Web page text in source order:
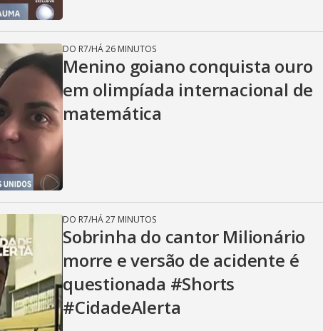
DO R7/HÁ 26 MINUTOS
Menino goiano conquista ouro
em olimpíada internacional de
matemática
DO R7/HÁ 27 MINUTOS
Sobrinha do cantor Milionário
morre e versão de acidente é
questionada #Shorts
#CidadeAlerta